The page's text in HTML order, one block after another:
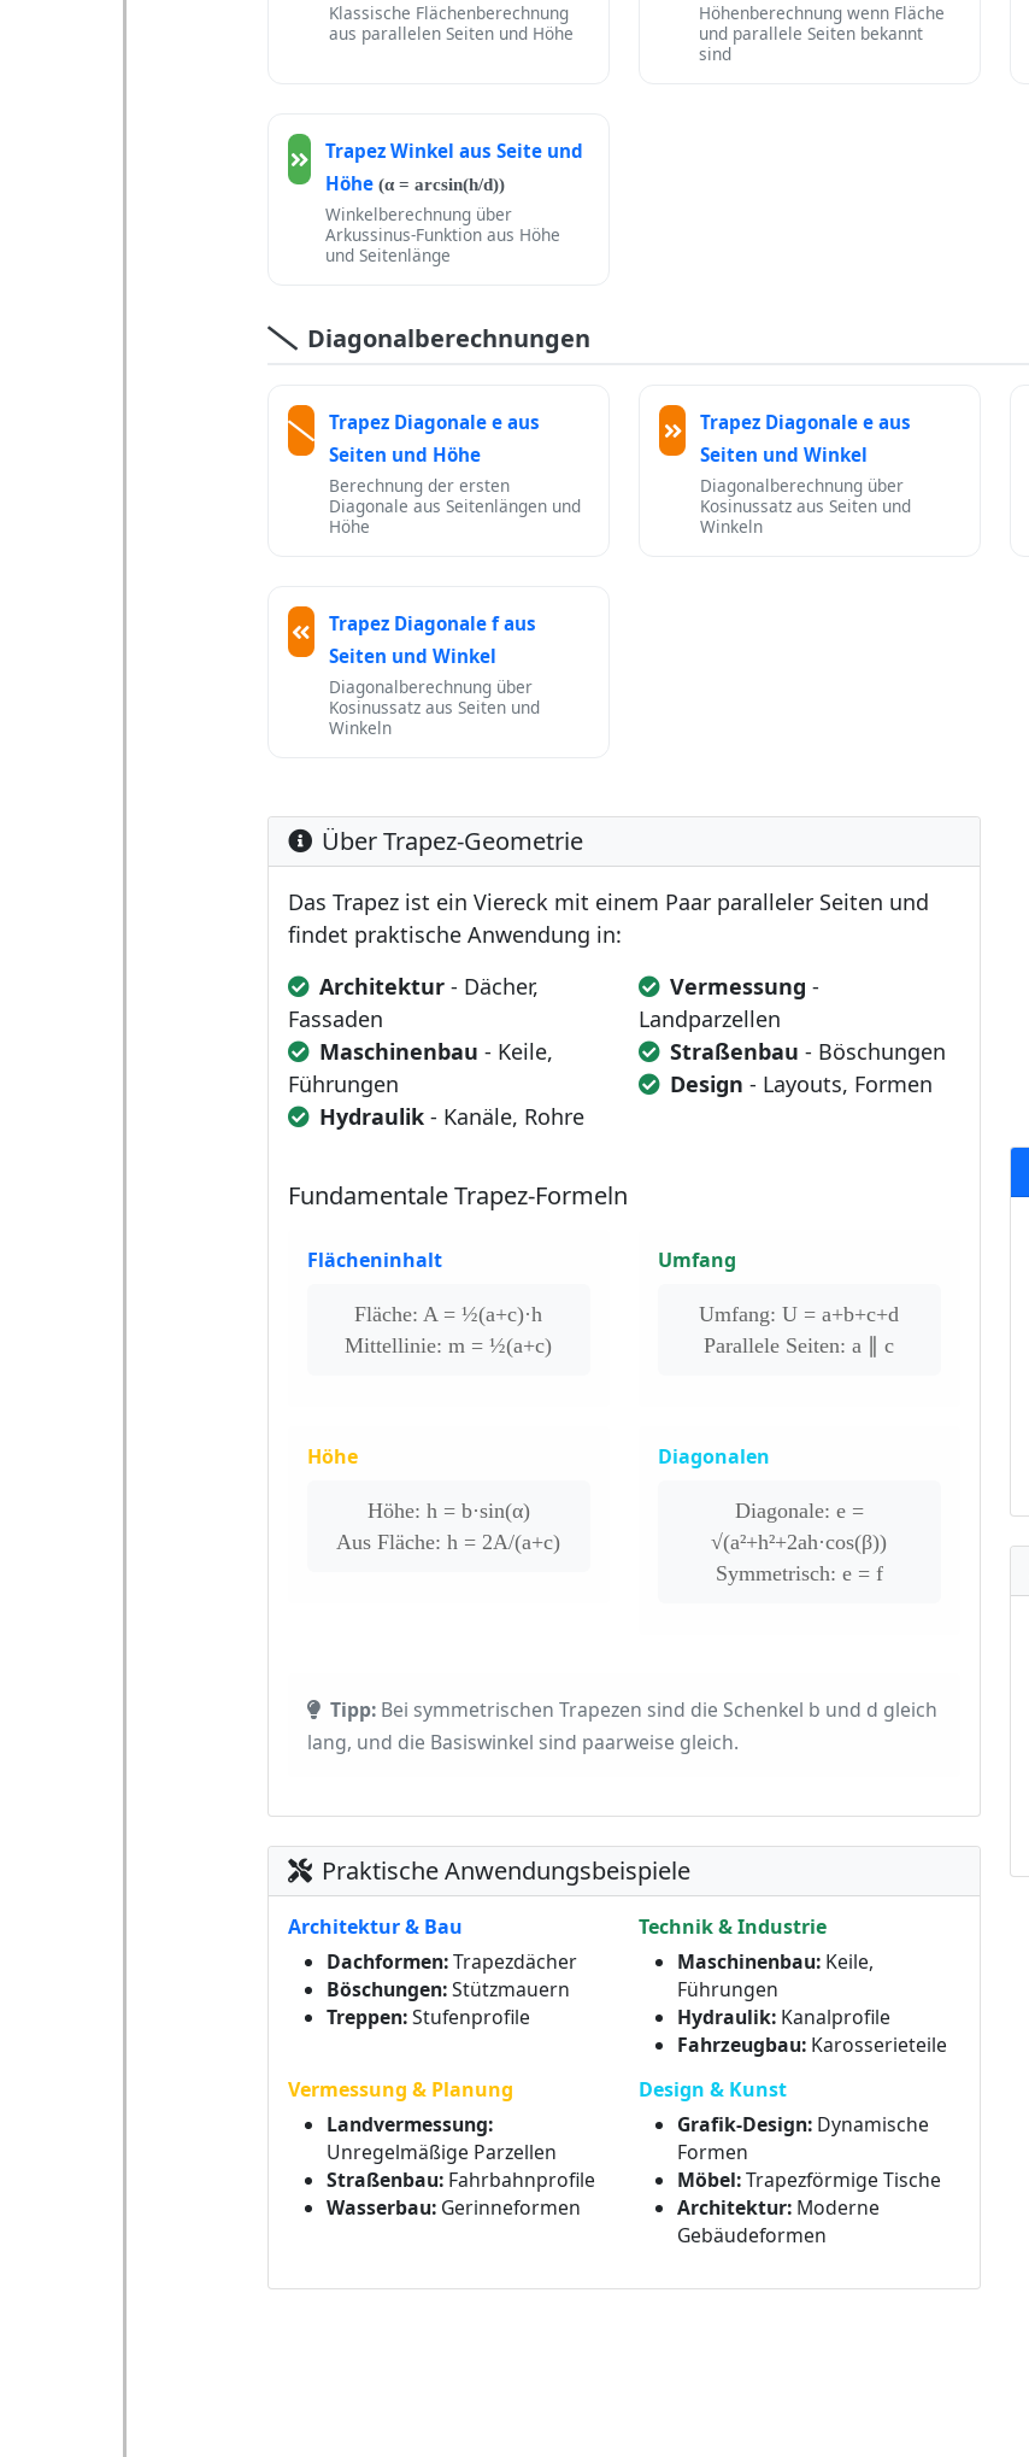
Klassische Flächenberechnung
aus parallelen Seiten und Höhe
Höhenberechnung wenn Fläche
und parallele Seiten bekannt
sind
Trapez Winkel aus Seite und
Höhe(α = arcsin(h/d))
Winkelberechnung über
Arkussinus-Funktion aus Höhe
und Seitenlänge
Diagonalberechnungen
Trapez Diagonale e aus
Seiten und Höhe
Berechnung der ersten
Diagonale aus Seitenlängen und
Höhe
Trapez Diagonale e aus
Seiten und Winkel
Diagonalberechnung über
Kosinussatz aus Seiten und
Winkeln
Trapez Diagonale f aus
Seiten und Winkel
Diagonalberechnung über
Kosinussatz aus Seiten und
Winkeln
Über Trapez-Geometrie
Das Trapez ist ein Viereck mit einem Paar paralleler Seiten und
findet praktische Anwendung in:
Architektur- Dächer,
Fassaden
Maschinenbau - Keile,
Führungen
Hydraulik- Kanäle, Rohre
Vermessung -
Landparzellen
Straßenbau - Böschungen
Design - Layouts, Formen
Fundamentale Trapez-Formeln
Flächeninhalt
Fläche: A = ½(a+c)·h
Mittellinie: m = ½(a+c)
Umfang
Umfang: U = a+b+c+d
Parallele Seiten: a ∥ c
Höhe
Höhe: h = b·sin(α)
Aus Fläche: h = 2A/(a+c)
Diagonalen
Diagonale: e =
√(a²+h²+2ah·cos(β))
Symmetrisch: e = f
Tipp:Bei symmetrischen Trapezen sind die Schenkel b und d gleich
lang, und die Basiswinkel sind paarweise gleich.
Praktische Anwendungsbeispiele
Architektur & Bau
Dachformen:Trapezdächer
Böschungen:Stützmauern
Treppen:Stufenprofile
Technik & Industrie
Maschinenbau:Keile,
Führungen
Hydraulik:Kanalprofile
Fahrzeugbau:Karosserieteile
Vermessung & Planung
Landvermessung:
Unregelmäßige Parzellen
Straßenbau:Fahrbahnprofile
Wasserbau:Gerinneformen
Design & Kunst
Grafik-Design:Dynamische
Formen
Möbel:Trapezförmige Tische
Architektur:Moderne
Gebäudeformen